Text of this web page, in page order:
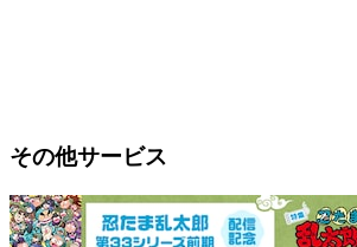
その他サービス